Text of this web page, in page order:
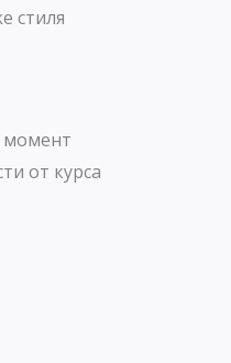
стиля
момент
от курса